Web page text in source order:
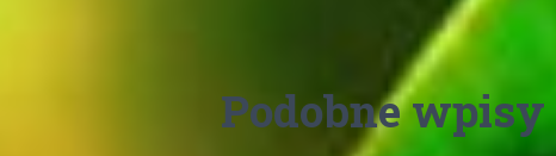
Podobne wpisy